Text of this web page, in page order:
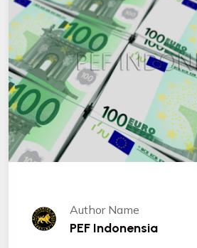
Author Name
PEF Indonensia